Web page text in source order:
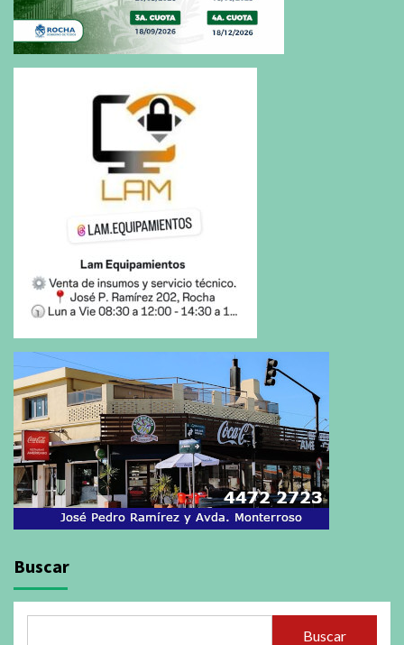
Buscar
Buscar